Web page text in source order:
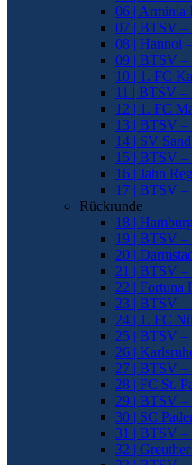
06 | Arminia
07 | BTSV –
08 | Hannoi
09 | BTSV –
10 | 1. FC
11 | BTSV –
12 | 1. FC
13 | BTSV –
14 | SV
15 | BTSV –
16 | Jahn
17 | BTSV –
Rückrunde
18 |
19 | BTSV –
20 |
21 | BTSV
22 | Fortuna
23 | BTSV
24 | 1. FC
25 | BTSV –
26 |
27 | BTSV –
28 | FC St.
29 | BTSV –
30 | SC
31 | BTSV –
32 |